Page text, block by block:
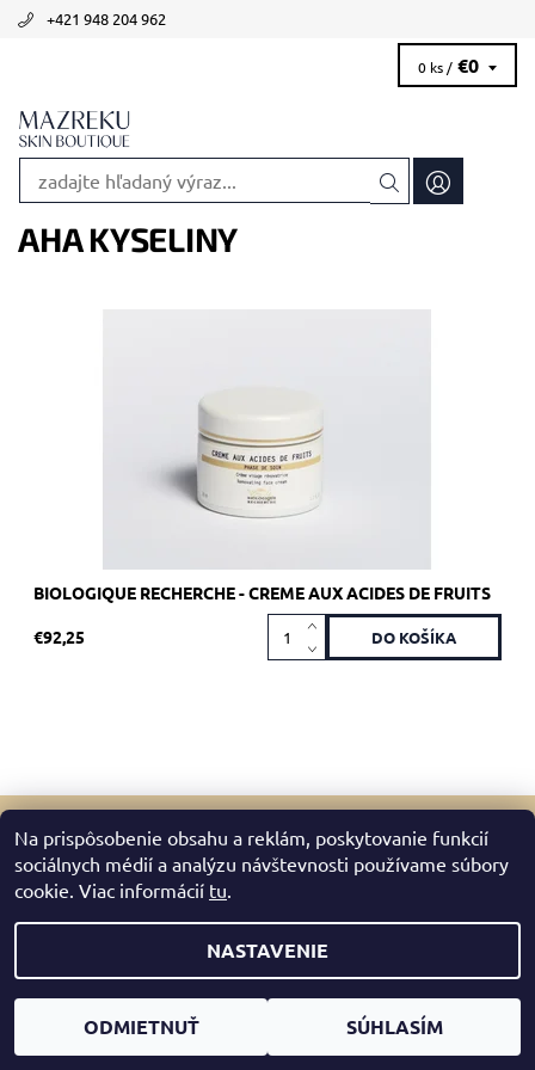
+421 948 204 962
0 ks / €0
AHA KYSELINY
BIOLOGIQUE RECHERCHE - CREME AUX ACIDES DE FRUITS
€92,25
2026 © Mazreku Skin Boutique, všetky práva vyhradené
Upraviť nastavenie cookies
Vytvoril Shoptet
Na prispôsobenie obsahu a reklám, poskytovanie funkcií
sociálnych médií a analýzu návštevnosti používame súbory
cookie. Viac informácií tu.
NASTAVENIE
ODMIETNUŤ SÚHLASÍM